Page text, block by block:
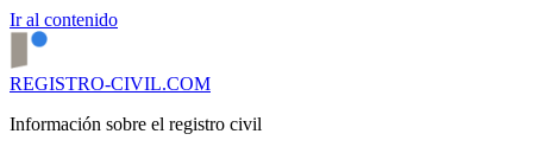
Ir al contenido
REGISTRO-CIVIL.COM
Información sobre el registro civil